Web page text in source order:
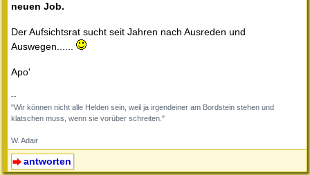
neuen Job.
Der Aufsichtsrat sucht seit Jahren nach Ausreden und
Auswegen......
Apo'
--
"Wir können nicht alle Helden sein, weil ja irgendeiner am Bordstein stehen und
klatschen muss, wenn sie vorüber schreiten."
W. Adair
antworten